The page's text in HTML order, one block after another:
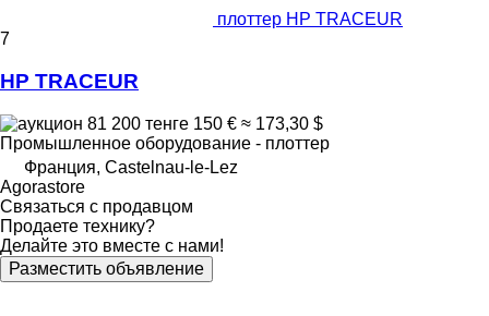
плоттер HP TRACEUR
7
HP TRACEUR
81 200 тенге 150 € ≈ 173,30 $
Промышленное оборудование - плоттер
Франция, Castelnau-le-Lez
Agorastore
Связаться с продавцом
Продаете технику?
Делайте это вместе с нами!
Разместить объявление